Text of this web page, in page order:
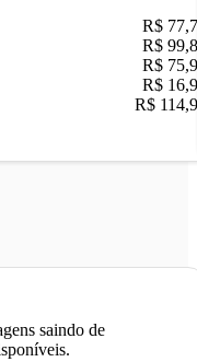
R$
R$
R$
R$
R$
saindo de